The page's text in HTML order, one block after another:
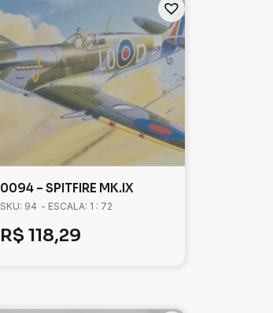
0094 – SPITFIRE MK.IX
SKU: 94 - ESCALA: 1 : 72
R$ 118,29